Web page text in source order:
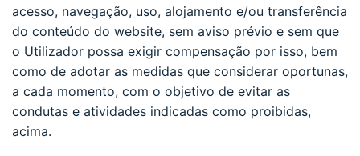
acesso, navegação, uso, alojamento e/ou transferência
do conteúdo do website, sem aviso prévio e sem que
o Utilizador possa exigir compensação por isso, bem
como de adotar as medidas que considerar oportunas,
a cada momento, com o objetivo de evitar as
condutas e atividades indicadas como proibidas,
acima.